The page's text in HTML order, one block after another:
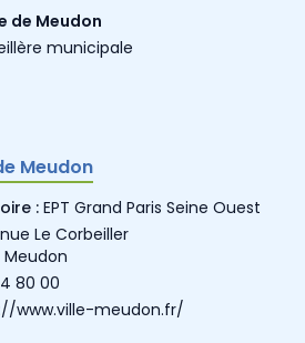
de Meudon
municipale
Meudon
: EPT Grand Paris Seine Ouest
Le Corbeiller
Meudon
80 00
www.ville-meudon.fr/